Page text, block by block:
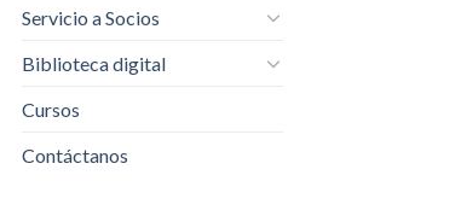
Servicio a Socios
Biblioteca digital
Cursos
Contáctanos